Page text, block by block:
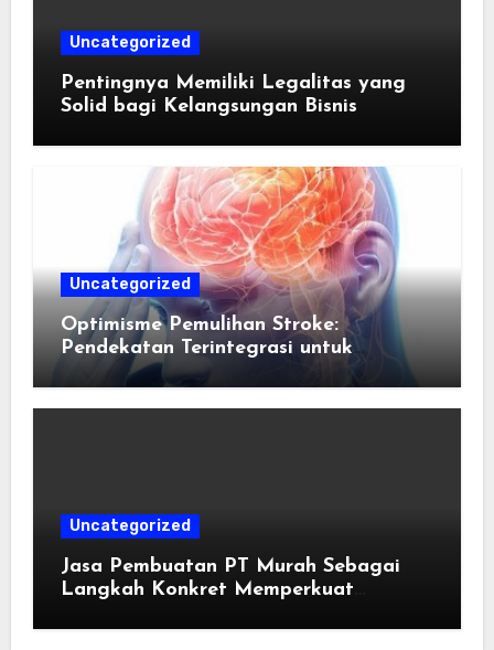
Uncategorized
Pentingnya Memiliki Legalitas yang
Solid bagi Kelangsungan Bisnis
Uncategorized
Optimisme Pemulihan Stroke:
Pendekatan Terintegrasi untuk
Mengembalikan Kualitas Hidup Guna
Uncategorized
Jasa Pembuatan PT Murah Sebagai
Langkah Konkret Memperkuat